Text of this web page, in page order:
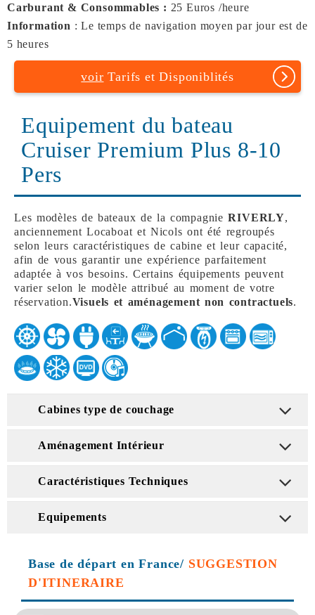
Carburant & Consommables : 25 Euros /heure
Information : Le temps de navigation moyen par jour est de
5 heures
voir Tarifs et Disponiblités
Equipement du bateau
Cruiser Premium Plus 8-10
Pers
Les modèles de bateaux de la compagnieRIVERLY,
anciennement Locaboat et Nicols ont été regroupés
selon leurs caractéristiques de cabine et leur capacité,
afin de vous garantir une expérience parfaitement
adaptée à vos besoins. Certains équipements peuvent
varier selon le modèle attribué au moment de votre
réservation.Visuels et aménagement non contractuels.
Cabines type de couchage
Aménagement Intérieur
Caractéristiques Techniques
Equipements
Base de départ en France/ SUGGESTION
D'ITINERAIRE